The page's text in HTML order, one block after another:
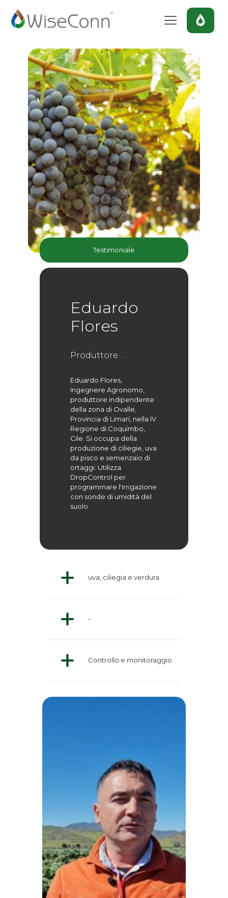
Testimoniale
Eduardo
Flores
Produttore
Eduardo Flores,
Ingegnere Agronomo,
produttore indipendente
della zona di Ovalle,
Provincia di Limarí, nella IV
Regione di Coquimbo,
Cile. Si occupa della
produzione di ciliegie, uva
da pisco e semenzaio di
ortaggi. Utilizza
DropControl per
programmare l'irrigazione
con sonde di umidità del
suolo.
uva, ciliegia e verdura
-
Controllo e monitoraggio